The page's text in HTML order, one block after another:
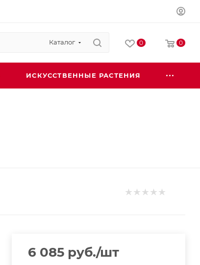
Каталог 0 0
ИСКУССТВЕННЫЕ РАСТЕНИЯ
6 085руб./шт